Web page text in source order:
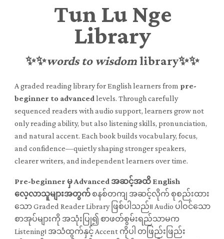
Tun Lu Nge
Library
✨✨words to wisdomlibrary✨✨
A graded reading library for English learners from pre-
beginner to advanced levels. Through carefully
sequenced readers with audio support, learners grow not
only reading ability, but also listening skills, pronunciation,
and natural accent. Each book builds vocabulary, focus,
and confidence—quietly shaping stronger speakers,
clearer writers, and independent learners over time.
Pre-beginner မှ Advanced အဆင့်အထိ English
လေ့လာသူများအတွက် စနစ်တကျ အဆင့်လိုက် စုစည်းထား
သော Graded Reader Library ဖြစ်ပါသည်။ Audio ပါဝင်သော
စာအုပ်များကို အသုံးပြု၍ စာဖတ်စွမ်းရည်သာမက
Listening၊ အသံထွက်နှင့် Accent ကိုပါ တဖြည်းဖြည်း